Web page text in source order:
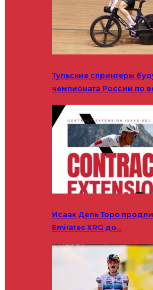
Тульские спринтеры
чемпионата России по
Исаак Дель Торо
Emirates XRG до…